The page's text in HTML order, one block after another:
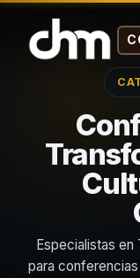
Especialistas en
para